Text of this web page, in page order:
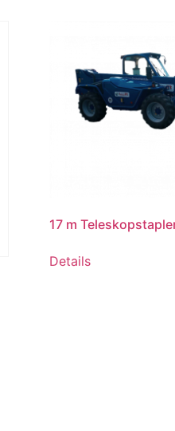
17 m
Details